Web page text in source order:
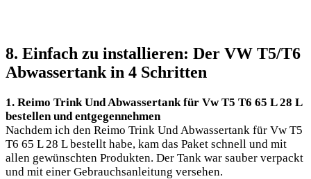
8. Einfach zu installieren: Der VW T5/T6
Abwassertank in 4 Schritten
1. Reimo Trink Und Abwassertank für Vw T5 T6 65 L 28 L
bestellen und entgegennehmen
Nachdem ich den Reimo Trink Und Abwassertank für Vw T5
T6 65 L 28 L bestellt habe, kam das Paket schnell und mit
allen gewünschten Produkten. Der Tank war sauber verpackt
und mit einer Gebrauchsanleitung versehen.